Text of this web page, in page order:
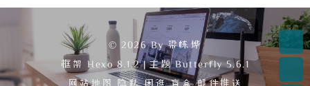
© 2026 By 梁栋烨
框架Hexo 8.1.2 | 主题Butterfly 5.6.1
网站地图
隐私 闲逛 盲盒 邮件推送